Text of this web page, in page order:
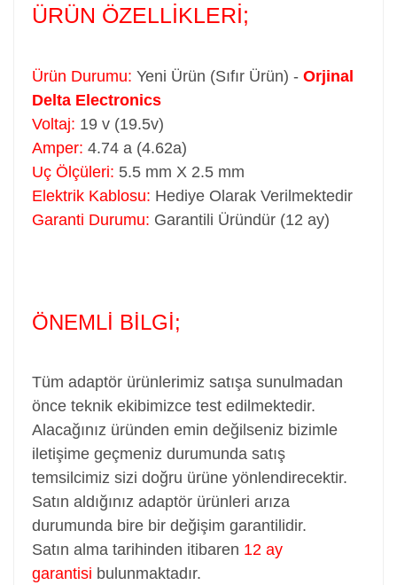
ÜRÜN ÖZELLİKLERİ;
Ürün Durumu: Yeni Ürün (Sıfır Ürün) - Orjinal
Delta Electronics
Voltaj: 19 v (19.5v)
Amper: 4.74 a (4.62a)
Uç Ölçüleri: 5.5 mm X 2.5 mm
Elektrik Kablosu: Hediye Olarak Verilmektedir
Garanti Durumu: Garantili Üründür (12 ay)
ÖNEMLİ BİLGİ;
Tüm adaptör ürünlerimiz satışa sunulmadan
önce teknik ekibimizce test edilmektedir.
Alacağınız üründen emin değilseniz bizimle
iletişime geçmeniz durumunda satış
temsilcimiz sizi doğru ürüne yönlendirecektir.
Satın aldığınız adaptör ürünleri arıza
durumunda bire bir değişim garantilidir.
Satın alma tarihinden itibaren 12 ay
garantisi bulunmaktadır.